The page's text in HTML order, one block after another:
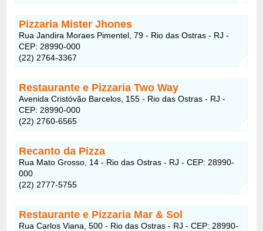
Pizzaria Mister Jhones
Rua Jandira Moraes Pimentel, 79 - Rio das Ostras - RJ -
CEP: 28990-000
(22) 2764-3367
Restaurante e Pizzaria Two Way
Avenida Cristóvão Barcelos, 155 - Rio das Ostras - RJ -
CEP: 28990-000
(22) 2760-6565
Recanto da Pizza
Rua Mato Grosso, 14 - Rio das Ostras - RJ - CEP: 28990-
000
(22) 2777-5755
Restaurante e Pizzaria Mar & Sol
Rua Carlos Viana, 500 - Rio das Ostras - RJ - CEP: 28990-